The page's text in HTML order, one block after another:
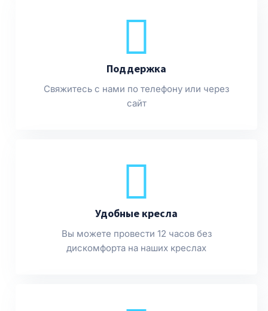
Поддержка
Свяжитесь с нами по телефону или через
сайт
Удобные кресла
Вы можете провести 12 часов без
дискомфорта на наших креслах